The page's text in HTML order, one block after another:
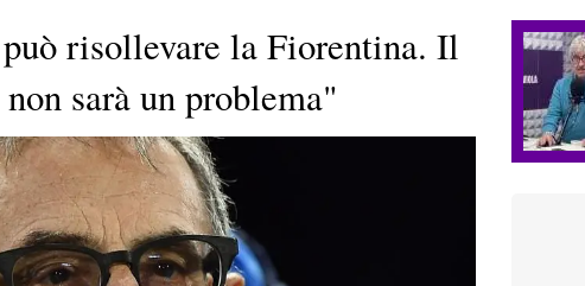
risollevare la Fiorentina. Il
sarà un problema"